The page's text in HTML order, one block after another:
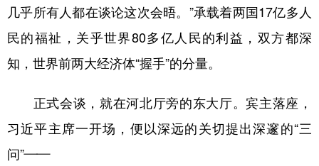
几乎所有人都在谈论这次会晤。”承载着两国17亿多人
民的福祉，关乎世界80多亿人民的利益，双方都深
知，世界前两大经济体“握手”的分量。
正式会谈，就在河北厅旁的东大厅。宾主落座，
习近平主席一开场，便以深远的关切提出深邃的“三
问”——